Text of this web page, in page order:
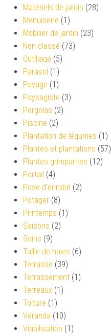
Matériels de jardin (28)
Menuiserie (1)
Mobilier de jardin (23)
Non classé (73)
Outillage (5)
Parasol (1)
Pavage (1)
Paysagiste (3)
Pergolas (2)
Piscine (2)
Plantation de légumes (1)
Plantes et plantations (57)
Plantes grimpantes (12)
Portail (4)
Pose d'enrobé (2)
Potager (8)
Printemps (1)
Saisons (2)
Soins (9)
Taille de haies (6)
Terrasse (39)
Terrassement (1)
Terreaux (1)
Toiture (1)
Véranda (10)
Viabilisation (1)